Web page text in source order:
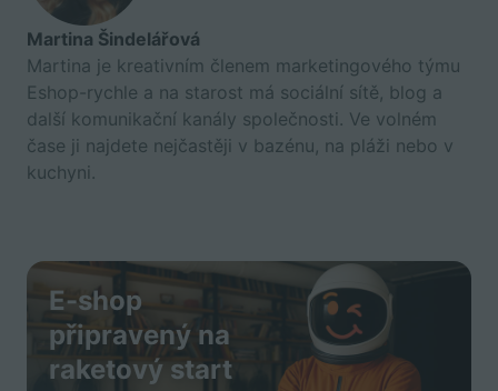
Martina Šindelářová
Martina je kreativním členem marketingového týmu
Eshop-rychle a na starost má sociální sítě, blog a
další komunikační kanály společnosti. Ve volném
čase ji najdete nejčastěji v bazénu, na pláži nebo v
kuchyni.
E-shop
připravený na
raketový start